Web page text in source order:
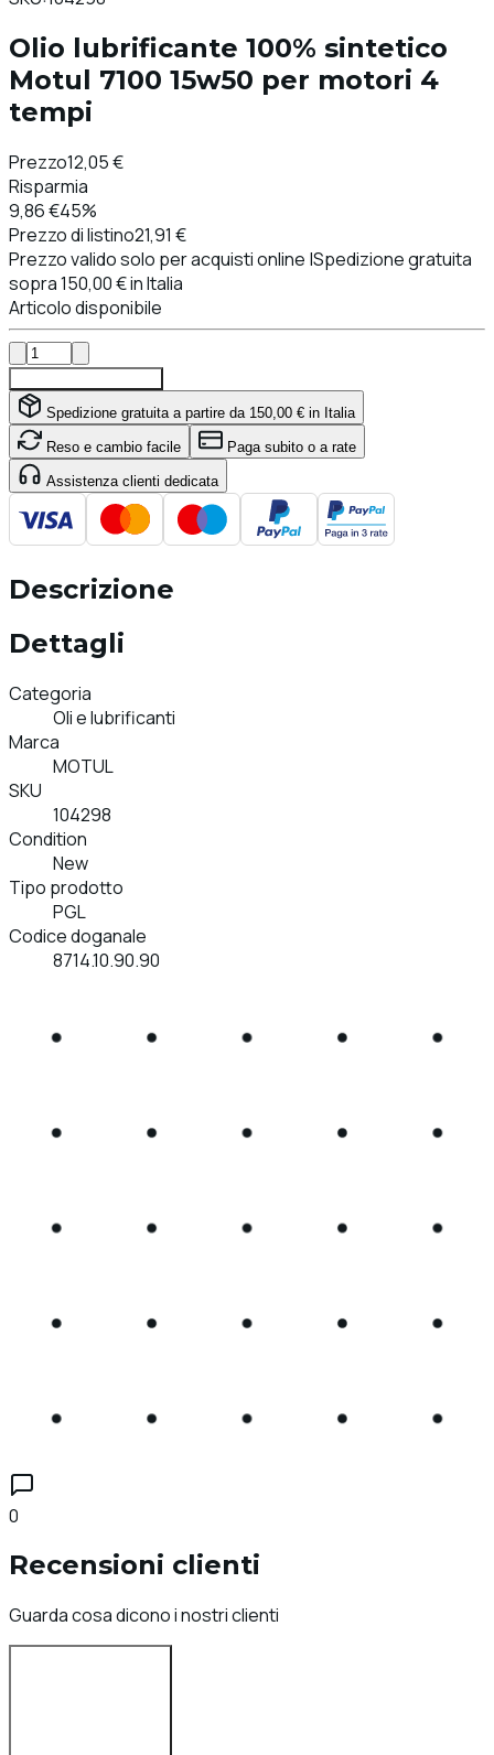
Olio lubrificante 100% sintetico
Motul 7100 15w50 per motori 4
tempi
Prezzo12,05 €
Risparmia
9,86 €45%
Prezzo di listino21,91 €
Prezzo valido solo per acquisti online |Spedizione gratuita
sopra 150,00 € in Italia
Articolo disponibile
Spedizione gratuita a partire da 150,00 € in Italia
Reso e cambio facile Paga subito o a rate
Assistenza clienti dedicata
Descrizione
Dettagli
Categoria
Oli e lubrificanti
Marca
MOTUL
SKU
104298
Condition
New
Tipo prodotto
PGL
Codice doganale
8714.10.90.90
0
Recensioni clienti
Guarda cosa dicono i nostri clienti